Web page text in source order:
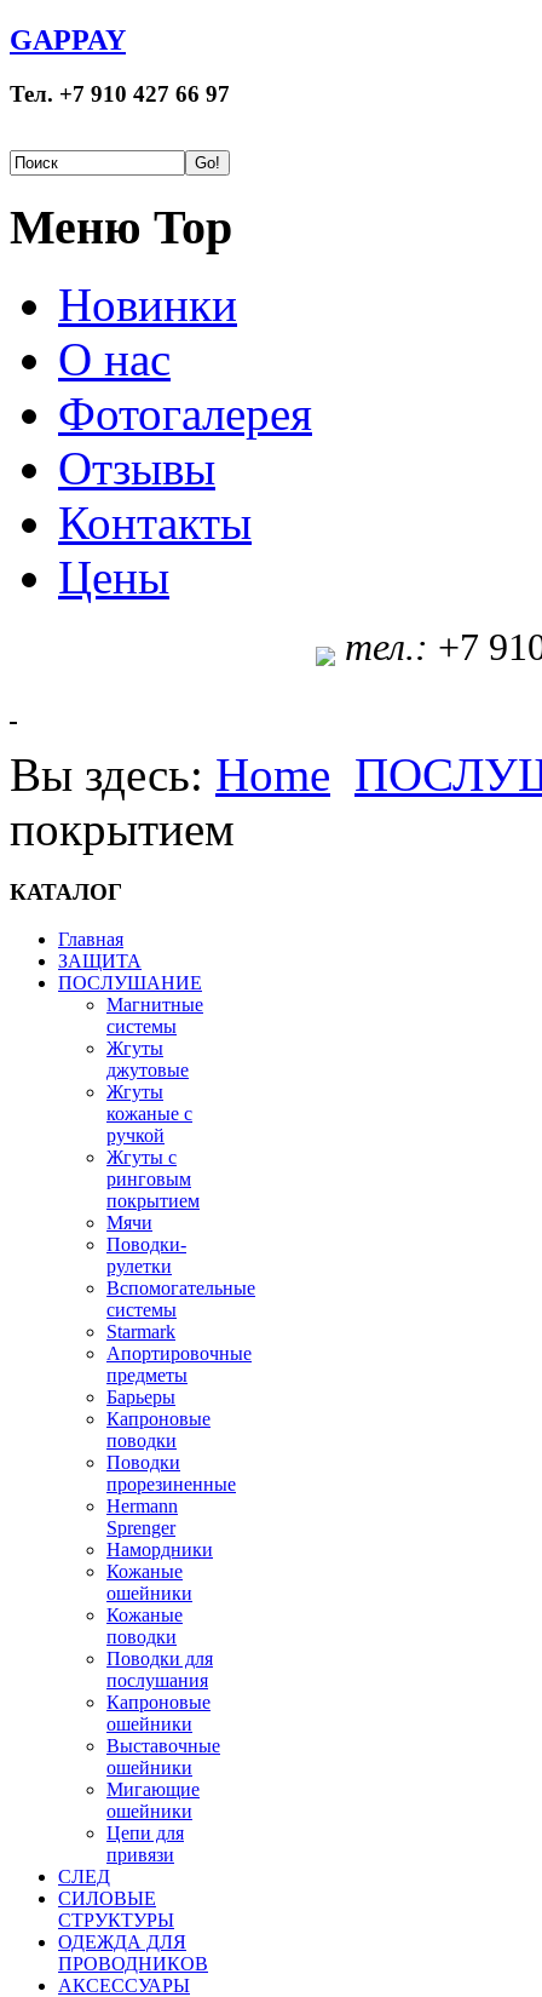
GAPPAY
Тел. +7 910 427 66 97
Меню Top
Новинки
О нас
Фотогалерея
Отзывы
Контакты
Цены
тел.: +7
Вы здесь: Home
покрытием
КАТАЛОГ
Главная
ЗАЩИТА
ПОСЛУШАНИЕ
Магнитные
системы
Жгуты
джутовые
Жгуты
кожаные с
ручкой
Жгуты с
ринговым
покрытием
Мячи
Поводки-
рулетки
Вспомогательные
системы
Starmark
Апортировочные
предметы
Барьеры
Капроновые
поводки
Поводки
прорезиненные
Hermann
Sprenger
Намордники
Кожаные
ошейники
Кожаные
поводки
Поводки для
послушания
Капроновые
ошейники
Выставочные
ошейники
Мигающие
ошейники
Цепи для
привязи
СЛЕД
СИЛОВЫЕ
СТРУКТУРЫ
ОДЕЖДА ДЛЯ
ПРОВОДНИКОВ
АКСЕССУАРЫ